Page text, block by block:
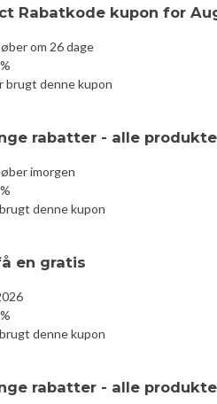
Rabatkode kupon for
om 26 dage
brugt denne kupon
rabatter - alle
imorgen
denne kupon
en gratis
denne kupon
rabatter - alle